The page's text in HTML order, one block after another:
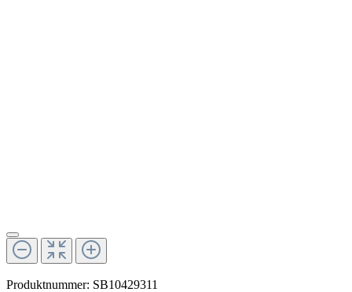
Produktnummer: SB10429311